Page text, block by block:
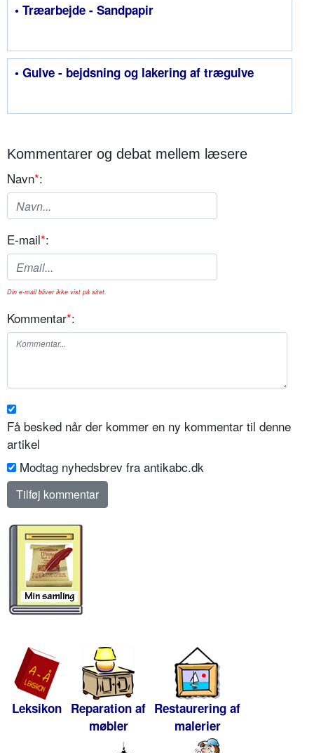
• Træarbejde - Sandpapir
• Gulve - bejdsning og lakering af trægulve
Kommentarer og debat mellem læsere
Navn*:
E-mail*:
Din e-mail bliver ikke vist på sitet.
Kommentar*:
Få besked når der kommer en ny kommentar til denne
artikel
Modtag nyhedsbrev fra antikabc.dk
Leksikon Reparation af
møbler
Restaurering af
malerier